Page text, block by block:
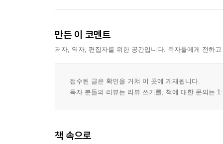
만든 이 코멘트
저자, 역자, 편집자를 위한 공간입니다. 독자들에게 전하
접수된 글은 확인을 거쳐 이 곳에 게재됩니다.
독자 분들의 리뷰는 리뷰 쓰기를, 책에 대한 문의는
책 속으로